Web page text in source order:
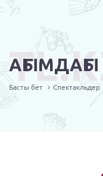
АҒЫМДАҒЫ
Басты бет Спектакльдер